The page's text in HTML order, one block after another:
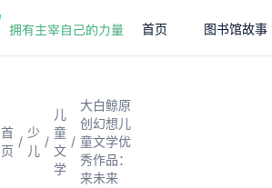
首页 图书馆故事
首
页
/
少
儿
/
儿
童
文
学
/
大白鲸原
创幻想儿
童文学优
秀作品：
来未来